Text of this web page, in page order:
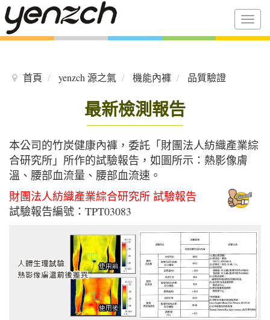
首頁 yenzch 源之氣 機能內褲 品質驗證
最新檢測報告
本公司的竹炭健康內褲，委託「財團法人紡織產業綜
合研究所」所作的試驗報告，如圖所示：熱影像膚
溫、腰部血流量、腰部血流速。
財團法人紡織產業綜合研究所 試驗報告
試驗報告編號：TPT03083